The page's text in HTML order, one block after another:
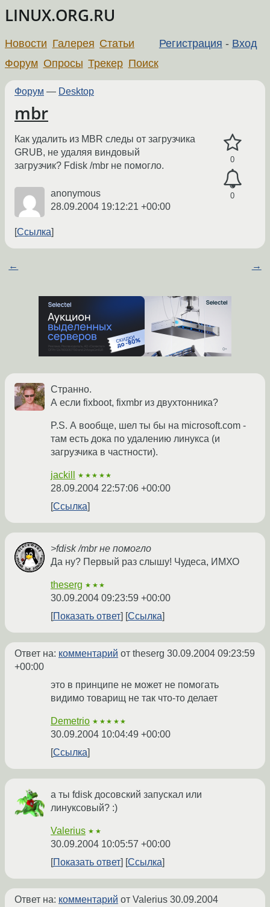
LINUX.ORG.RU
Регистрация - Вход
Новости Галерея Статьи
Форум Опросы Трекер Поиск
Форум — Desktop
mbr
0
0
Как удалить из MBR следы от загрузчика
GRUB, не удаляя виндовый
загрузчик? Fdisk /mbr не помогло.
anonymous
28.09.2004 19:12:21 +00:00
Ссылка
← →
Странно.
А если fixboot, fixmbr из двухтонника?
P.S. А вообще, шел ты бы на microsoft.com -
там есть дока по удалению линукса (и
загрузчика в частности).
jackill ★★★★★
28.09.2004 22:57:06 +00:00
Ссылка
>fdisk /mbr не помогло
Да ну? Первый раз слышу! Чудеса, ИМХО
theserg ★★★
30.09.2004 09:23:59 +00:00
Показать ответ
Ссылка
Ответ на: комментарий от theserg 30.09.2004 09:23:59
+00:00
это в принципе не может не помогать
видимо товарищ не так что-то делает
Demetrio ★★★★★
30.09.2004 10:04:49 +00:00
Ссылка
а ты fdisk досовский запускал или
линуксовый? :)
Valerius ★★
30.09.2004 10:05:57 +00:00
Показать ответ
Ссылка
Ответ на: комментарий от Valerius 30.09.2004